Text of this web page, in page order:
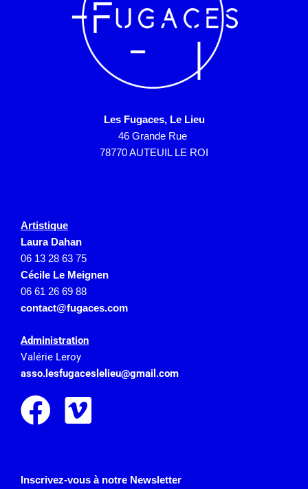
Les Fugaces, Le Lieu
46 Grande Rue
78770 AUTEUIL LE ROI
Artistique
Laura Dahan
06 13 28 63 75
Cécile Le Meignen
06 61 26 69 88
contact@fugaces.com
Administration
Valérie Leroy
asso.lesfugaceslelieu@gmail.com
Inscrivez-vous à notre Newsletter